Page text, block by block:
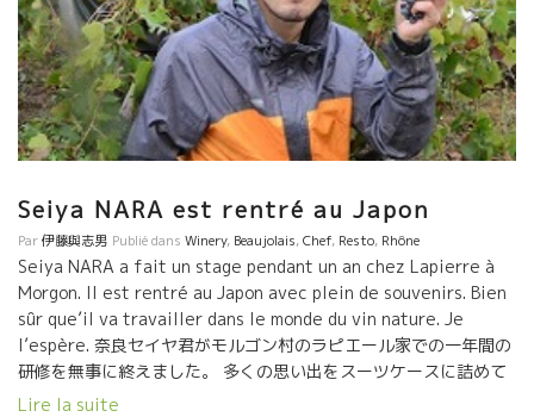
Seiya NARA est rentré au Japon
Par伊藤與志男 Publié dans Winery, Beaujolais,Chef, Resto, Rhône
Seiya NARA a fait un stage pendant un an chez Lapierre à
Morgon. Il est rentré au Japon avec plein de souvenirs. Bien
sûr que’il va travailler dans le monde du vin nature. Je
l’espère. 奈良セイヤ君がモルゴン村のラピエール家での一年間の
研修を無事に終えました。 多くの思い出をスーツケースに詰めて
日本に帰りました。 勿論、これから自然派ワインの世界で働いて
Lire la suite